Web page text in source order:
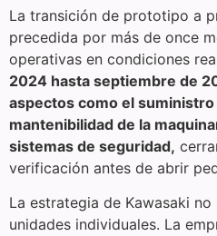
La transición de prototipo a
precedida por más de once
operativas en condiciones
2024 hasta septiembre de
aspectos como el
mantenibilidad de la
sistemas de seguridad,
verificación antes de abrir
La estrategia de Kawasaki
unidades individuales. La